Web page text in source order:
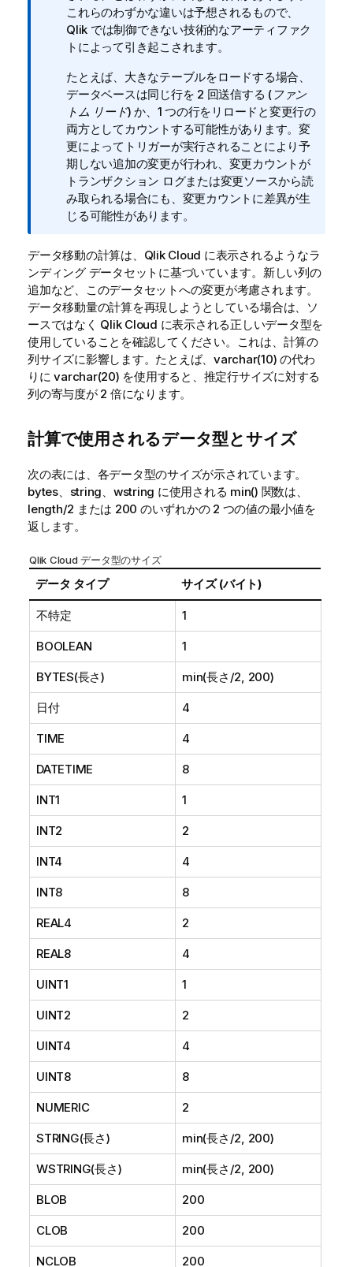
メ
モ
これらのわずかな違いは予想されるもので、
Qlik では制御できない技術的なアーティファク
トによって引き起こされます。
たとえば、大きなテーブルをロードする場合、
データベースは同じ行を 2 回送信する (ファン
トム リード) か、1 つの行をリロードと変更行の
両方としてカウントする可能性があります。変
更によってトリガーが実行されることにより予
期しない追加の変更が行われ、変更カウントが
トランザクション ログまたは変更ソースから読
み取られる場合にも、変更カウントに差異が生
じる可能性があります。
データ移動の計算は、 Qlik Cloud に表示されるようなラ
ンディング データセットに基づいています。新しい列の
追加など、このデータセットへの変更が考慮されます。
データ移動量の計算を再現しようとしている場合は、ソ
ースではなく Qlik Cloud に表示される正しいデータ型を
使用していることを確認してください。これは、計算の
列サイズに影響します。たとえば、varchar(10) の代わ
りに varchar(20) を使用すると、推定行サイズに対する
列の寄与度が 2 倍になります。
計算で使用されるデータ型とサイズ
次の表には、各データ型のサイズが示されています。
bytes、string、wstring に使用される min() 関数は、
length/2 または 200 のいずれかの 2 つの値の最小値を
返します。
Qlik Cloud データ型のサイズ
データ タイプ サイズ (バイト)
不特定 1
BOOLEAN 1
BYTES(長さ) min(長さ/2, 200)
日付 4
TIME 4
DATETIME 8
INT1 1
INT2 2
INT4 4
INT8 8
REAL4 2
REAL8 4
UINT1 1
UINT2 2
UINT4 4
UINT8 8
NUMERIC 2
STRING(長さ) min(長さ/2, 200)
WSTRING(長さ) min(長さ/2, 200)
BLOB 200
CLOB 200
NCLOB 200